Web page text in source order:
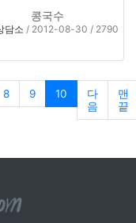
콩국수
담소 / 2012-08-30 / 2790
8 9 10
다
음
맨
끝